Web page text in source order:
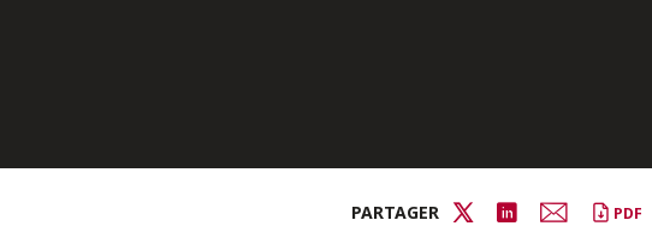
PARTAGER PDF